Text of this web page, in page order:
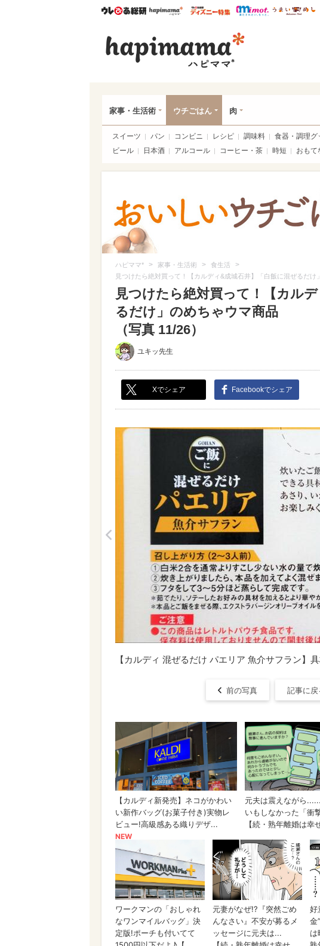
ウレぴあ総研ハピママ* ウレぴあ総研 ディズ
mimot.
家事・生活術 ウチごはん 肉
スイーツ パン コンビニ レシピ 調味料 食器・調理グ
ビール
日本酒 アルコール コーヒー・茶 時短 おもて
ハピママ* > 家事・生活術 > 食生活 >
見つけたら絶対買って！【カルディ&成城石井】「白飯に混ぜるだけ
見つけたら絶対買って！【カル
るだけ」のめちゃウマ商品
（写真 11/26）
ユキッ先生
Xでシェア Facebookでシェア
【カルディ 混ぜるだけ パエリア 魚介サフラン】
前の写真 記事に戻